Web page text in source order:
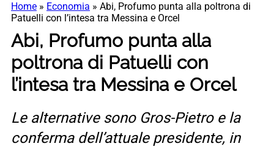
Home » Economia » Abi, Profumo punta alla poltrona di
Patuelli con l’intesa tra Messina e Orcel
Abi, Profumo punta alla
poltrona di Patuelli con
l’intesa tra Messina e Orcel
Le alternative sono Gros-Pietro e la
conferma dell’attuale presidente, in